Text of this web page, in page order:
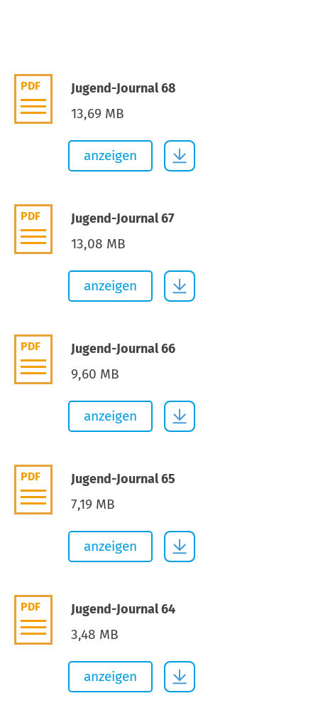
PDF Jugend-Journal 68
13,69 MB
anzeigen
PDF Jugend-Journal 67
13,08 MB
anzeigen
PDF Jugend-Journal 66
9,60 MB
anzeigen
PDF Jugend-Journal 65
7,19 MB
anzeigen
PDF Jugend-Journal 64
3,48 MB
anzeigen